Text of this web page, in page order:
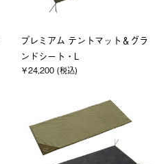
プレミアム テントマット＆グラ
ンドシート・L
￥24,200 (税込)